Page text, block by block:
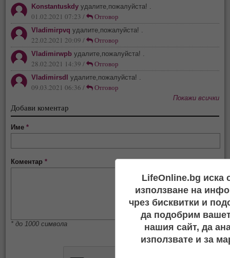
Konstantuskdy удалите,пожалуйста! .
01.02.2021 07:23 / Отговор
Vladimirpvq удалите,пожалуйста! .
22.02.2021 20:09 / Отговор
Vladimirwpb удалите,пожалуйста! .
28.02.2021 14:39 / Отговор
Vladimirsdl удалите,пожалуйста! .
09.03.2021 06:36 / Отговор
Покажи всички
Добави коментар
Име*
Коментар*
* до 1000 символа
LifeOnline.bg иска
използване на
чрез бисквитки и
да подобрим
нашия сайт, да
използвате и за